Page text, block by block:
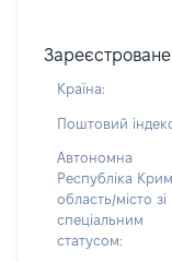
Країна:
Поштовий
Автономна
Республіка
область/місто зі
спеціальним
статусом: